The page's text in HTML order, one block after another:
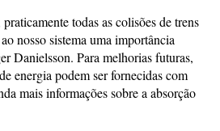
todas as colisões de trens
nosso sistema uma importância
Danielsson. Para melhorias futuras,
energia podem ser fornecidas com
mais informações sobre a absorção